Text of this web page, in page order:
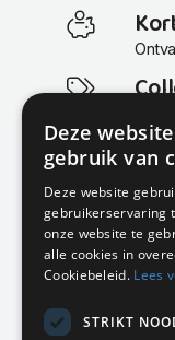
KMP
Airport Business Park
Frankfurtstraat 29-31
1175 RH Lijnden
020-617 01 26
Deze
gebruik van
Deze website
gebruikerservaring
onze website te
alle cookies in
Cookiebeleid. Lees
STRIKT